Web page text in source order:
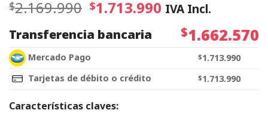
$2.169.990 $1.713.990 IVA Incl.
Transferencia bancaria
$1.662.570
Mercado Pago $1.713.990
Tarjetas de débito o crédito
$1.713.990
Características claves: